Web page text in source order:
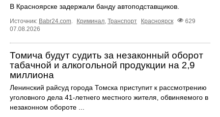
В Красноярске задержали банду автоподставщиков.
Источник: Babr24.com Криминал Транспорт Красноярск
629
07.08.2026
Томича будут судить за незаконный оборот
табачной и алкогольной продукции на 2,9
миллиона
Ленинский райсуд города Томска приступит к рассмотрению
уголовного дела 41-летнего местного жителя, обвиняемого в
незаконном обороте ...